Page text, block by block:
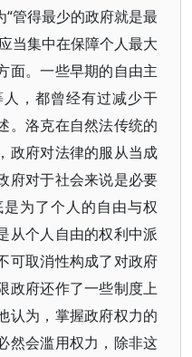
管得最少的政府就是最
当集中在保障个人最大
面。一些早期的自由主
，都曾经有过减少干
。洛克在自然法传统的
政府对法律的服从当成
府对于社会来说是必要
为了个人的自由与权
从个人自由的权利中派
可取消性构成了对政府
政府还作了一些制度上
认为，掌握政府权力的
然会滥用权力，除非这